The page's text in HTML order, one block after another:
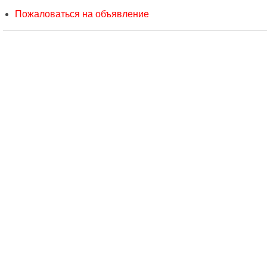
Пожаловаться на объявление